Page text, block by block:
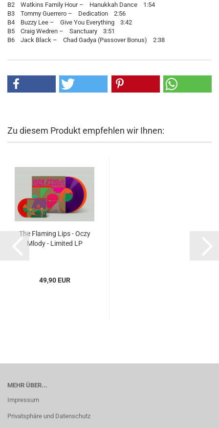
B2 Watkins Family Hour – Hanukkah Dance 1:54
B3 Tommy Guerrero – Dedication 2:56
B4 Buzzy Lee – Give You Everything 3:42
B5 Craig Wedren – Sanctuary 3:51
B6 Jack Black – Chad Gadya (Passover Bonus) 2:38
Zu diesem Produkt empfehlen wir Ihnen:
The Flaming Lips - Oczy
Mlody - Limited LP
49,90 EUR
MEHR ÜBER...
Impressum
Privatsphäre und Datenschutz